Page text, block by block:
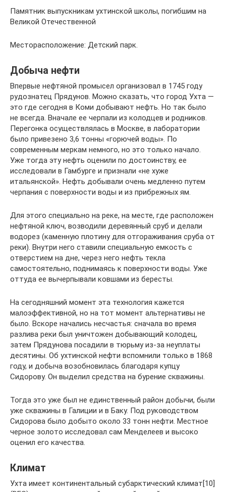
Памятник выпускникам ухтинской школы, погибшим на
Великой Отечественной
Месторасположение: Детский парк.
Добыча нефти
Впервые нефтяной промысел организовал в 1745 году
рудознатец Прядунов. Можно сказать, что город Ухта —
это где сегодня в Коми добывают нефть. Но так было
не всегда. Вначале ее черпали из колодцев и родников.
Перегонка осуществлялась в Москве, в лаборатории
было привезено 3,6 тонны «горючей воды». По
современным меркам немного, но это только начало.
Уже тогда эту нефть оценили по достоинству, ее
исследовали в Гамбурге и признали «не хуже
итальянской». Нефть добывали очень медленно путем
черпания с поверхности воды и из прибрежных ям.
Для этого специально на реке, на месте, где расположен
нефтяной ключ, возводили деревянный сруб и делали
водорез (каменную плотину для отгораживания сруба от
реки). Внутри него ставили специальную емкость с
отверстием на дне, через него нефть текла
самостоятельно, поднимаясь к поверхности воды. Уже
оттуда ее вычерпывали ковшами из бересты.
На сегодняшний момент эта технология кажется
малоэффективной, но на тот момент альтернативы не
было. Вскоре начались несчастья: сначала во время
разлива реки был уничтожен добывающий колодец,
затем Прядунова посадили в тюрьму из-за неуплаты
десятины. Об ухтинской нефти вспомнили только в 1868
году, и добыча возобновилась благодаря купцу
Сидорову. Он выделил средства на бурение скважины.
Тогда это уже был не единственный район добычи, были
уже скважины в Галиции и в Баку. Под руководством
Сидорова было добыто около 33 тонн нефти. Местное
черное золото исследовал сам Менделеев и высоко
оценил его качества.
Климат
Ухта имеет континентальный субарктический климат[10]